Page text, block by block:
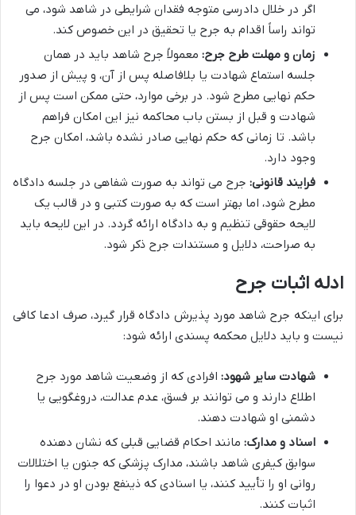
اگر در خلال دادرسی متوجه فقدان شرایطی در شاهد شود، می
تواند راساً اقدام به جرح یا تحقیق در این خصوص کند.
زمان و مهلت طرح جرح: معمولاً جرح شاهد باید در همان
جلسه استماع شهادت یا بلافاصله پس از آن، و پیش از صدور
حکم نهایی مطرح شود. در برخی موارد، حتی ممکن است پس از
شهادت و قبل از بستن باب محاکمه نیز این امکان فراهم
باشد. تا زمانی که حکم نهایی صادر نشده باشد، امکان جرح
وجود دارد.
فرایند قانونی: جرح می تواند به صورت شفاهی در جلسه دادگاه
مطرح شود، اما بهتر است که به صورت کتبی و در قالب یک
لایحه حقوقی تنظیم و به دادگاه ارائه گردد. در این لایحه باید
به صراحت، دلایل و مستندات جرح ذکر شود.
ادله اثبات جرح
برای اینکه جرح شاهد مورد پذیرش دادگاه قرار گیرد، صرف ادعا کافی
نیست و باید دلایل محکمه پسندی ارائه شود:
شهادت سایر شهود: افرادی که از وضعیت شاهد مورد جرح
اطلاع دارند و می توانند بر فسق، عدم عدالت، دروغگویی یا
دشمنی او شهادت دهند.
اسناد و مدارک: مانند احکام قضایی قبلی که نشان دهنده
سوابق کیفری شاهد باشند، مدارک پزشکی که جنون یا اختلالات
روانی او را تأیید کنند، یا اسنادی که ذینفع بودن او در دعوا را
اثبات کنند.